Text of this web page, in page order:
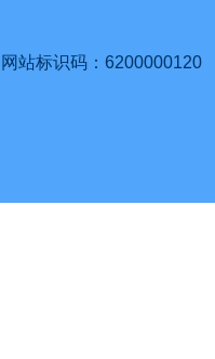
网站标识码：6200000120